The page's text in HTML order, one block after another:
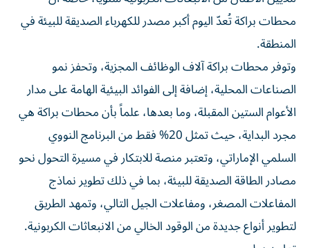
محطات براكة تُعدّ اليوم أكبر مصدر للكهرباء الصديقة للبيئة في
المنطقة.
وتوفر محطات براكة آلاف الوظائف المجزية، وتحفز نمو
الصناعات المحلية، إضافة إلى الفوائد البيئية الهامة على مدار
الأعوام الستين المقبلة، وما بعدها، علماً بأن محطات براكة هي
مجرد البداية، حيث تمثل 20% فقط من البرنامج النووي
السلمي الإماراتي، وتعتبر منصة للابتكار في مسيرة التحول نحو
مصادر الطاقة الصديقة للبيئة، بما في ذلك تطوير نماذج
المفاعلات المصغر، ومفاعلات الجيل التالي، وتمهد الطريق
لتطوير أنواع جديدة من الوقود الخالي من الانبعاثات الكربونية.